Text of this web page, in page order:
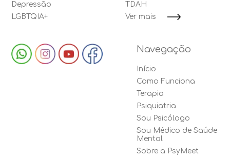
Depressão
LGBTQIA+
TDAH
Ver mais
Navegação
Início
Como Funciona
Terapia
Psiquiatria
Sou Psicólogo
Sou Médico de Saúde
Mental
Sobre a PsyMeet